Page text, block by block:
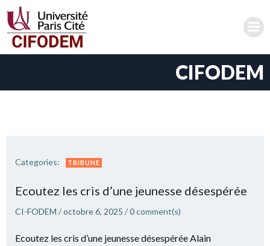
CIFODEM
Categories: TRIBUNE
Ecoutez les cris d’une jeunesse désespérée
CI-FODEM /octobre 6, 2025 /0comment(s)
Ecoutez les cris d’une jeunesse désespérée Alain